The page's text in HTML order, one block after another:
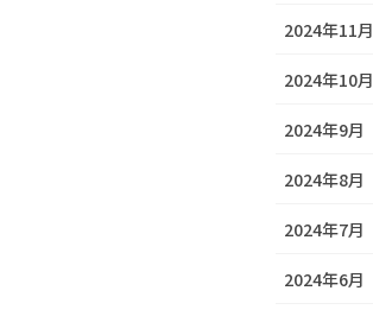
2024年11月
2024年10月
2024年9月
2024年8月
2024年7月
2024年6月